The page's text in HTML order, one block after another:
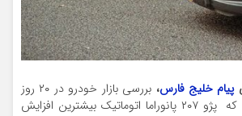
پیام خلیج فارس،
بررسی بازار خودرو در ۲۰ روز
گذشته نشان می‌دهد که پژو ۲۰۷ پانوراما اتوماتیک بیشترین افزایش